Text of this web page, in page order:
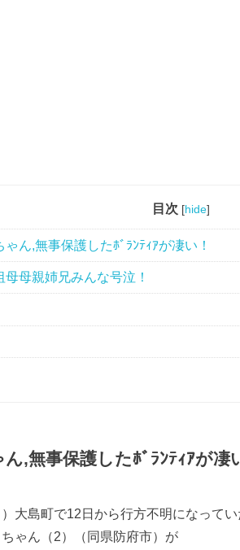
目次 [hide]
ん,無事保護したﾎﾞﾗﾝﾃｨｱが凄い！
母母親姉兄みんな号泣！
,無事保護したﾎﾞﾗﾝﾃｨｱが凄
大島町で12日から行方不明になってい
ゃん（2）（同県防府市）が